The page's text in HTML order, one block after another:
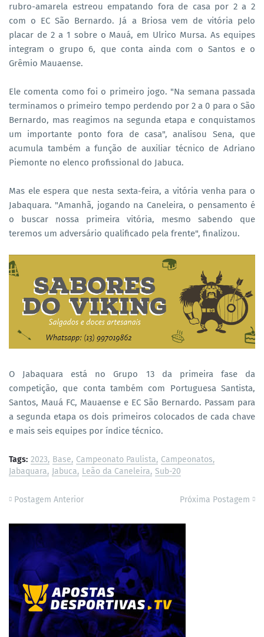
rubro-amarela estreou empatando fora de casa por 2 a 2
com o EC São Bernardo. Já a Briosa vem de vitória pelo
placar de 2 a 1 sobre o Mauá, em Ulrico Mursa. As equipes
integram o grupo 6, que conta ainda com o Santos e o
Grêmio Mauaense.
Ele comenta como foi o primeiro jogo. "Na semana passada
terminamos o primeiro tempo perdendo por 2 a 0 para o São
Bernardo, mas reagimos na segunda etapa e conquistamos
um importante ponto fora de casa", analisou Sena, que
acumula também a função de auxiliar técnico de Adriano
Piemonte no elenco profissional do Jabuca.
Mas ele espera que nesta sexta-feira, a vitória venha para o
Jabaquara. "Amanhã, jogando na Caneleira, o pensamento é
o buscar nossa primeira vitória, mesmo sabendo que
teremos um adversário qualificado pela frente", finalizou.
O Jabaquara está no Grupo 13 da primeira fase da
competição, que conta também com Portuguesa Santista,
Santos, Mauá FC, Mauaense e EC São Bernardo. Passam para
a segunda etapa os dois primeiros colocados de cada chave
e mais seis equipes por índice técnico.
Tags: 2023 Base Campeonato Paulista Campeonatos
Jabaquara Jabuca Leão da Caneleira Sub-20
Postagem Anterior Próxima Postagem